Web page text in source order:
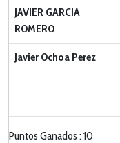
JAVIER GARCIA
ROMERO
Javier Ochoa Perez
Puntos Ganados : 10